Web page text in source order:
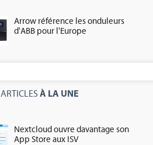
Arrow référence les onduleurs
d'ABB pour l'Europe
ARTICLES À LA UNE
Nextcloud ouvre davantage son
App Store aux ISV